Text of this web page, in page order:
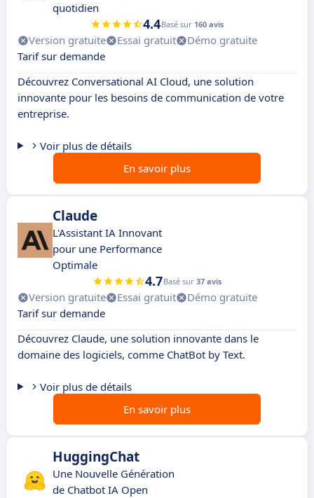
quotidien
4.4Basé sur 160 avis
Version gratuite Essai gratuit
Démo gratuite
Tarif sur demande
Découvrez Conversational AI Cloud, une solution
innovante pour les besoins de communication de votre
entreprise.
Voir plus de détails
En savoir plus
Claude
L'Assistant IA Innovant
pour une Performance
Optimale
4.7Basé sur 37 avis
Version gratuite Essai gratuit
Démo gratuite
Tarif sur demande
Découvrez Claude, une solution innovante dans le
domaine des logiciels, comme ChatBot by Text.
Voir plus de détails
En savoir plus
HuggingChat
Une Nouvelle Génération
de Chatbot IA Open